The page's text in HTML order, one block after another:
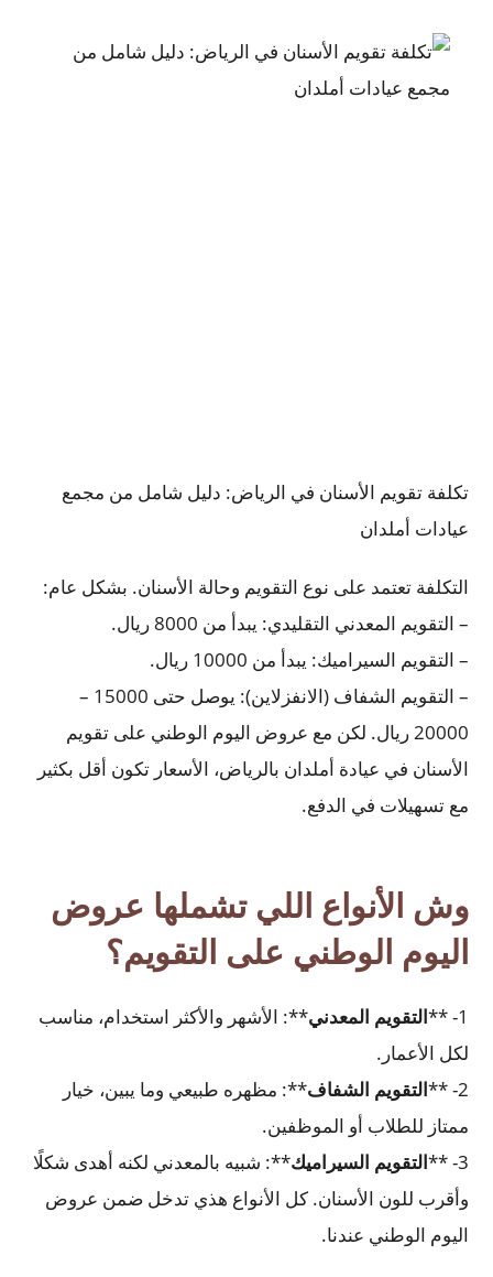
تكلفة تقويم الأسنان في الرياض: دليل شامل من مجمع
عيادات أملدان
التكلفة تعتمد على نوع التقويم وحالة الأسنان. بشكل عام:
– التقويم المعدني التقليدي: يبدأ من 8000 ريال.
– التقويم السيراميك: يبدأ من 10000 ريال.
– التقويم الشفاف (الانفزلاين): يوصل حتى 15000 –
20000 ريال. لكن مع عروض اليوم الوطني على تقويم
الأسنان في عيادة أملدان بالرياض، الأسعار تكون أقل بكثير
مع تسهيلات في الدفع.
وش الأنواع اللي تشملها عروض
اليوم الوطني على التقويم؟
1- ** التقويم المعدني**: الأشهر والأكثر استخدام، مناسب
لكل الأعمار.
2- **
التقويم الشفاف**: مظهره طبيعي وما يبين، خيار
ممتاز للطلاب أو الموظفين.
3- **
التقويم السيراميك**: شبيه بالمعدني لكنه أهدى شكلًا
وأقرب للون الأسنان. كل الأنواع هذي تدخل ضمن عروض
اليوم الوطني عندنا.